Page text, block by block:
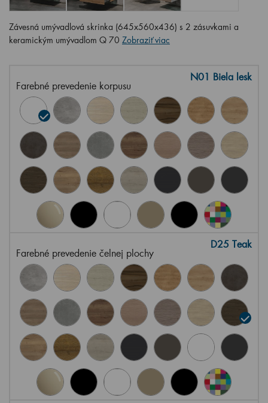
Závesná umývadlová skrinka (645x560x436) s 2 zásuvkami a
keramickým umývadlom Q 70 Zobraziť viac
Farebné prevedenie korpusu
N01 Biela lesk
Farebné prevedenie čelnej plochy
D25 Teak